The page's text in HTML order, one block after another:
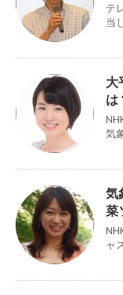
テ
当
大
は
気
気
菜
ャ